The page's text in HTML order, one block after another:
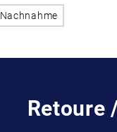
Retoure
Nachnahme